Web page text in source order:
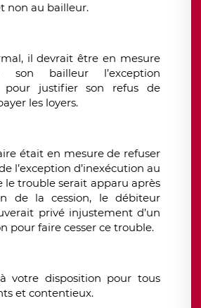
non au bailleur.
il devrait être en mesure
son bailleur l’exception
pour justifier son refus de
les loyers.
était en mesure de refuser
l’exception d’inexécution au
le trouble serait apparu après
de la cession, le débiteur
privé injustement d’un
pour faire cesser ce trouble.
votre disposition pour tous
et contentieux.